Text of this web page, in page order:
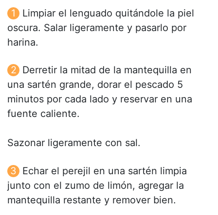
Limpiar el lenguado quitándole la piel
oscura. Salar ligeramente y pasarlo por
harina.
Derretir la mitad de la mantequilla en
una sartén grande, dorar el pescado 5
minutos por cada lado y reservar en una
fuente caliente.
Sazonar ligeramente con sal.
Echar el perejil en una sartén limpia
junto con el zumo de limón, agregar la
mantequilla restante y remover bien.